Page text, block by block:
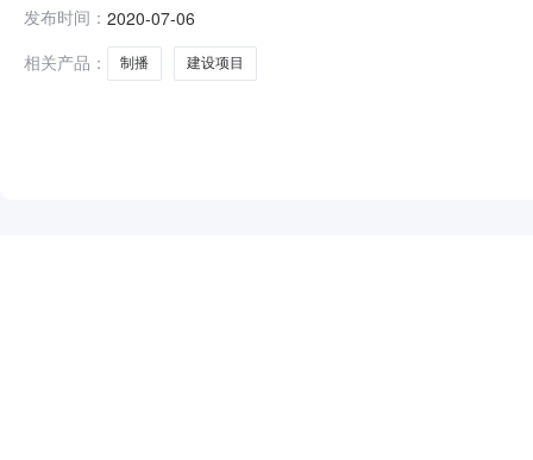
电视播出中心设备,货物/通用设备/广播、电视、电影设
告时间2020年07月06日
发布时间： 2020-07-06
相关产品：
制播 建设项目